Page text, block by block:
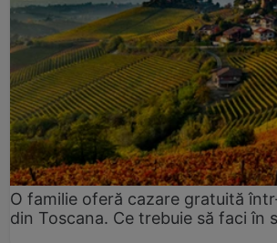
O familie oferă cazare gratuită
din Toscana. Ce trebuie să faci în